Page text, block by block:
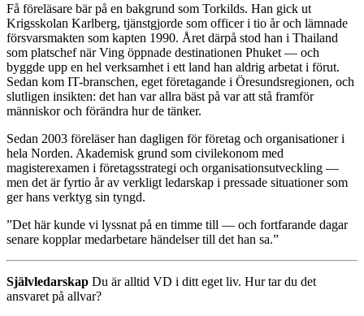
Få föreläsare bär på en bakgrund som Torkilds. Han gick ut
Krigsskolan Karlberg, tjänstgjorde som officer i tio år och lämnade
försvarsmakten som kapten 1990. Året därpå stod han i Thailand
som platschef när Ving öppnade destinationen Phuket — och
byggde upp en hel verksamhet i ett land han aldrig arbetat i förut.
Sedan kom IT-branschen, eget företagande i Öresundsregionen, och
slutligen insikten: det han var allra bäst på var att stå framför
människor och förändra hur de tänker.
Sedan 2003 föreläser han dagligen för företag och organisationer i
hela Norden. Akademisk grund som civilekonom med
magisterexamen i företagsstrategi och organisationsutveckling —
men det är fyrtio år av verkligt ledarskap i pressade situationer som
ger hans verktyg sin tyngd.
”Det här kunde vi lyssnat på en timme till — och fortfarande dagar
senare kopplar medarbetare händelser till det han sa.”
Självledarskap Du är alltid VD i ditt eget liv. Hur tar du det
ansvaret på allvar?